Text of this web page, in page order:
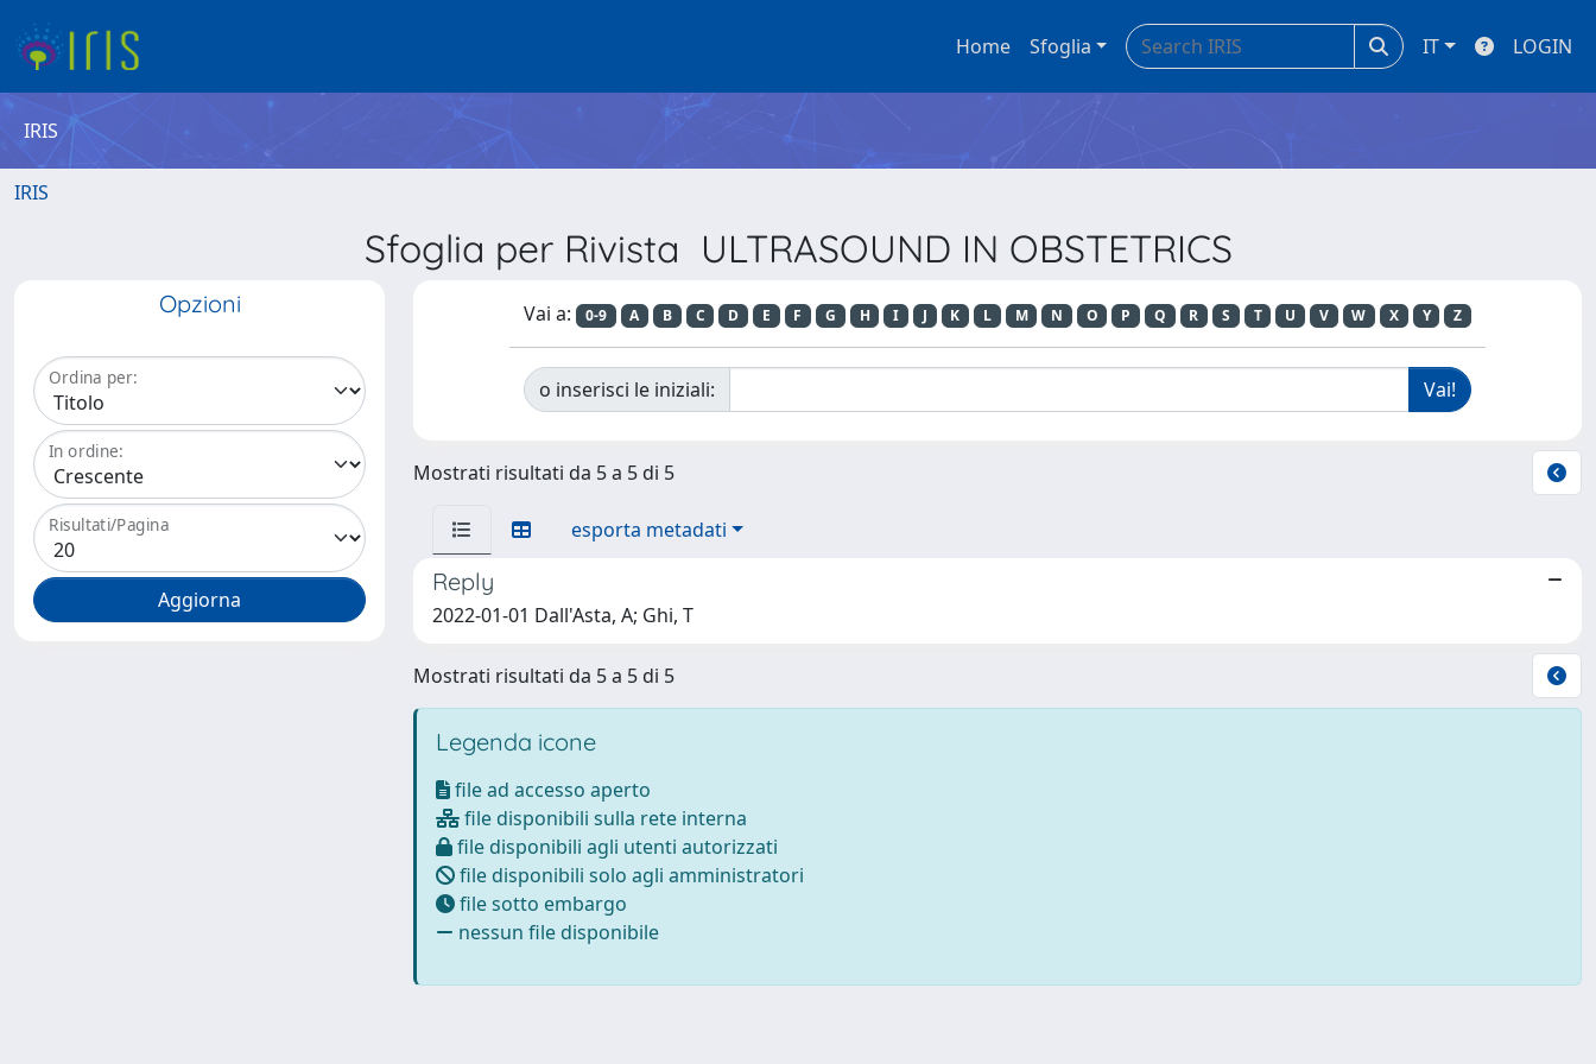
Home Sfoglia IT LOGIN
IRIS
IRIS
Sfoglia per Rivista ULTRASOUND IN OBSTETRICS
Opzioni
Ordina per:
In ordine:
Risultati/Pagina
Vai a: 0-9 A B C D E F G H I J K L M N O P Q R S T U V W X Y Z
o inserisci le iniziali:
Mostrati risultati da 5 a 5 di 5
esporta metadati
Reply
2022-01-01 Dall'Asta, A; Ghi, T
Mostrati risultati da 5 a 5 di 5
Legenda icone
file ad accesso aperto
file disponibili sulla rete interna
file disponibili agli utenti autorizzati
file disponibili solo agli amministratori
file sotto embargo
nessun file disponibile